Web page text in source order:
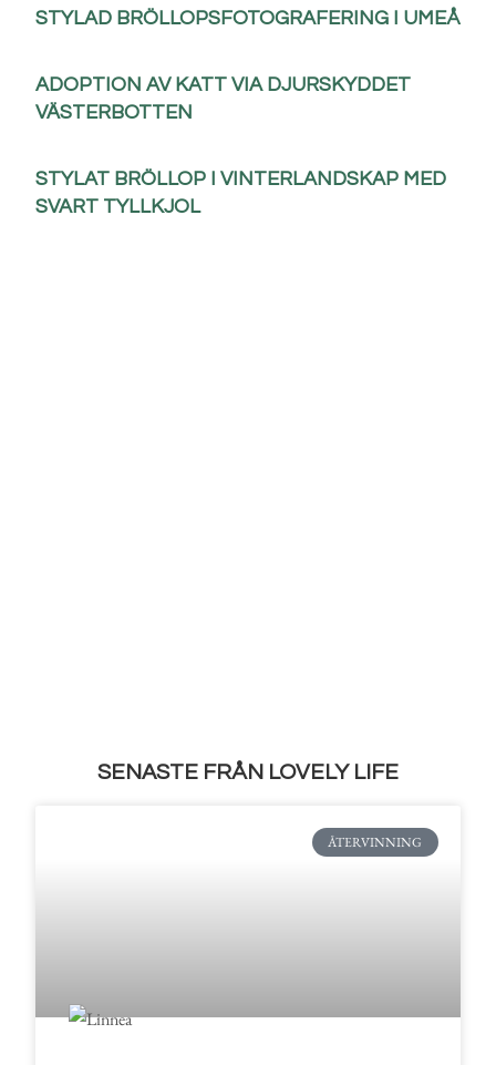
STYLAD BRÖLLOPSFOTOGRAFERING I UMEÅ
ADOPTION AV KATT VIA DJURSKYDDET
VÄSTERBOTTEN
STYLAT BRÖLLOP I VINTERLANDSKAP MED
SVART TYLLKJOL
SENASTE FRÅN LOVELY LIFE
ÅTERVINNING